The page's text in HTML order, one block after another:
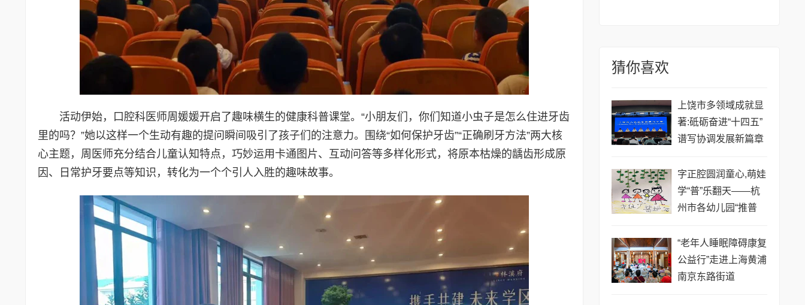
活动伊始，口腔科医师周媛媛开启了趣味横生的健康科普课堂。“小朋友们，你们知道小虫子是怎么住进牙齿
里的吗？”她以这样一个生动有趣的提问瞬间吸引了孩子们的注意力。围绕“如何保护牙齿”“正确刷牙方法”两大核
心主题，周医师充分结合儿童认知特点，巧妙运用卡通图片、互动问答等多样化形式，将原本枯燥的龋齿形成原
因、日常护牙要点等知识，转化为一个个引人入胜的趣味故事。
猜你喜欢
上饶市多领域成就显
著:砥砺奋进“十四五”
谱写协调发展新篇章
字正腔圆润童心,萌娃
学“普”乐翻天——杭
州市各幼儿园“推普
“老年人睡眠障碍康复
公益行”走进上海黄浦
南京东路街道